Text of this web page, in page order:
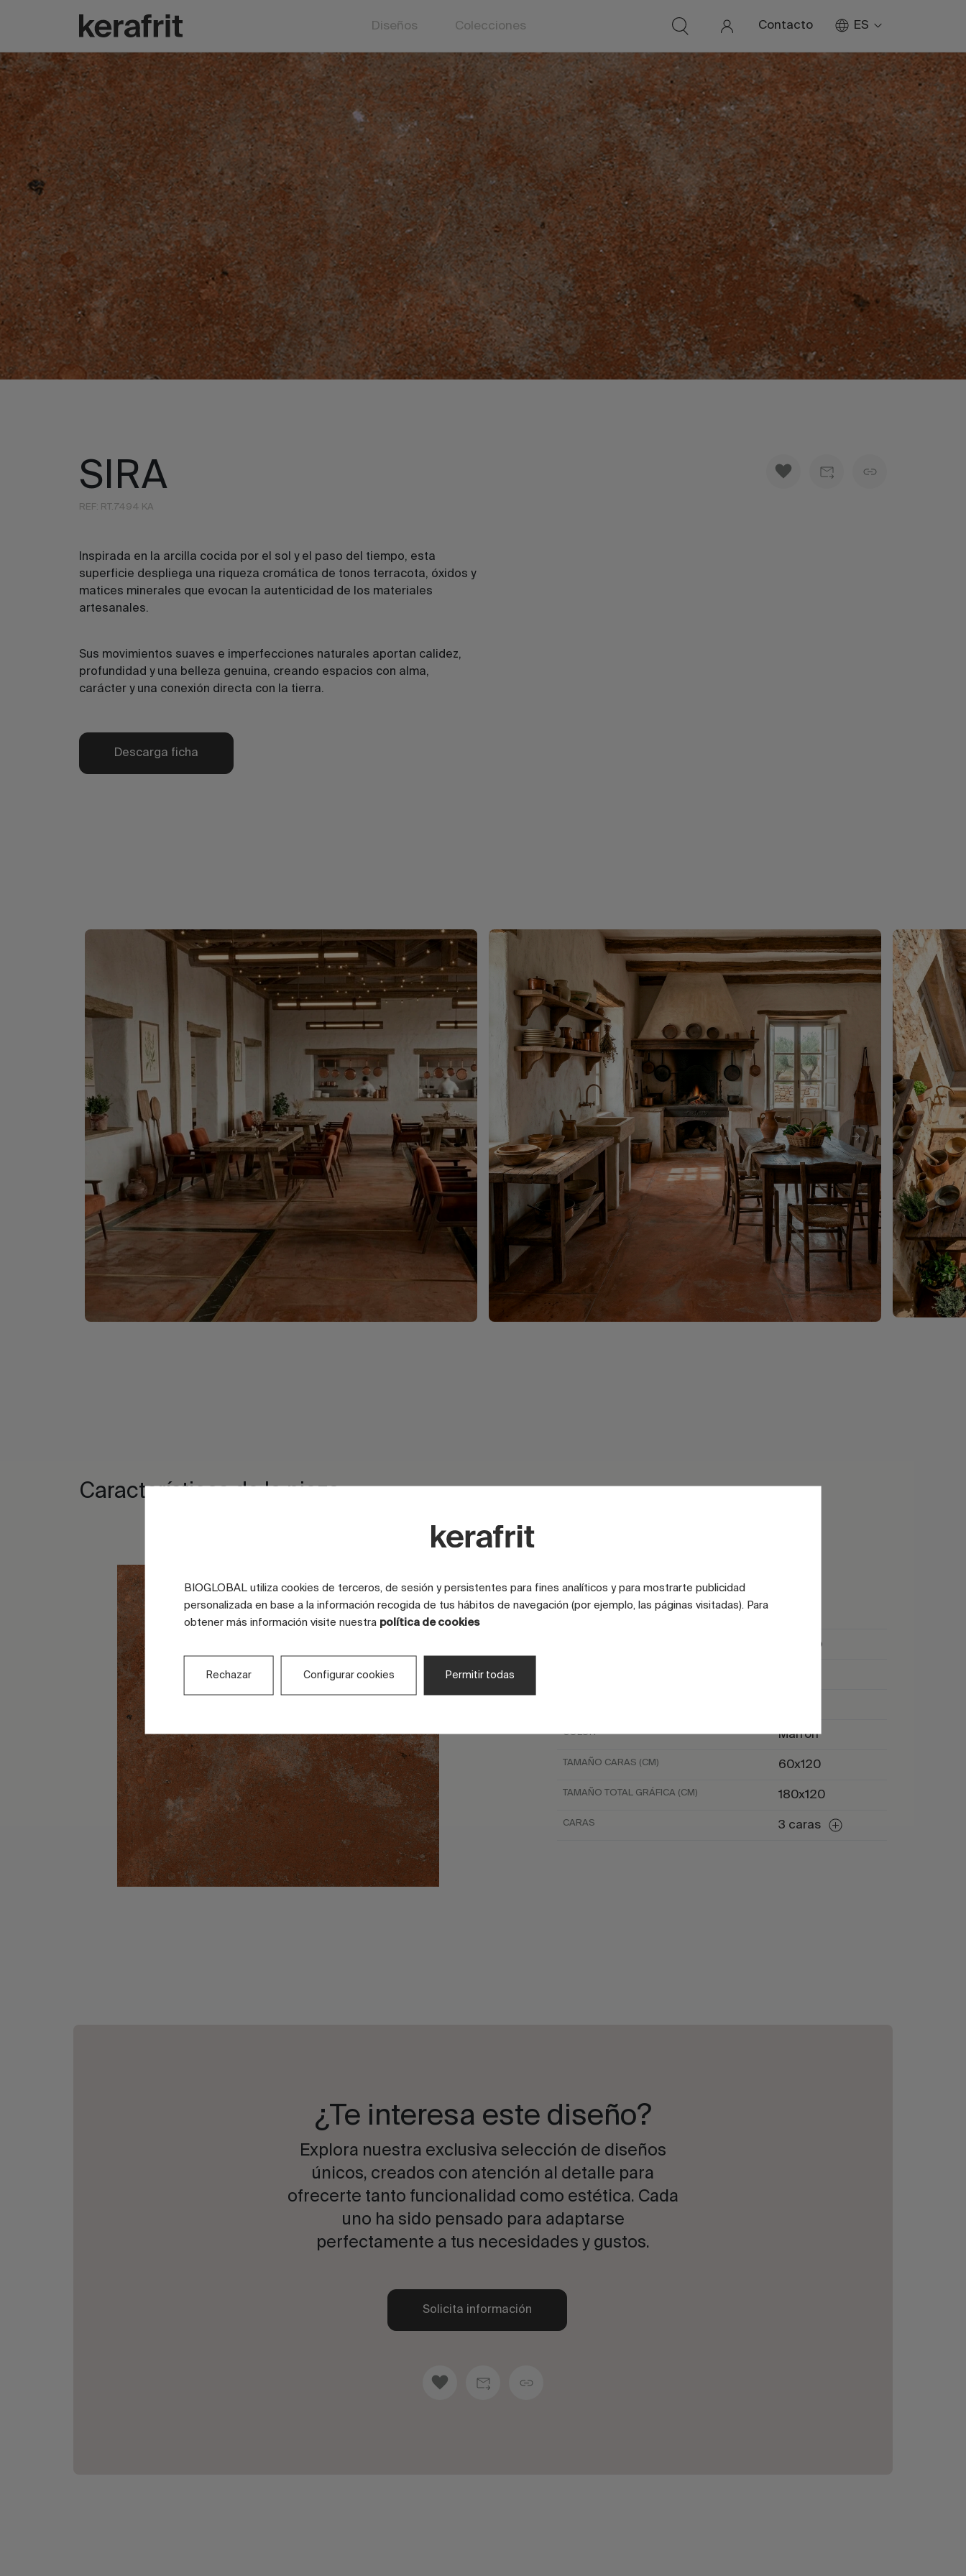
Diseños Colecciones Contacto ES
SIRA
REF: RT.7494 KA
Inspirada en la arcilla cocida por el sol y el paso del tiempo, esta
superficie despliega una riqueza cromática de tonos terracota, óxidos y
matices minerales que evocan la autenticidad de los materiales
artesanales.
Sus movimientos suaves e imperfecciones naturales aportan calidez,
profundidad y una belleza genuina, creando espacios con alma,
carácter y una conexión directa con la tierra.
Descarga ficha
Características de la pieza
ACABADO
Rústico
COLOR Marrón
TAMAÑO CARAS (CM) 60x120
TAMAÑO TOTAL GRÁFICA (CM) 180x120
CARAS 3 caras
¿Te interesa este diseño?
Explora nuestra exclusiva selección de diseños
únicos, creados con atención al detalle para
ofrecerte tanto funcionalidad como estética. Cada
uno ha sido pensado para adaptarse
perfectamente a tus necesidades y gustos.
Solicita información
BIOGLOBAL utiliza cookies de terceros, de sesión y persistentes para fines analíticos y para mostrarte publicidad
personalizada en base a la información recogida de tus hábitos de navegación (por ejemplo, las páginas visitadas). Para
obtener más información visite nuestra política de cookies
Rechazar Configurar cookies Permitir todas